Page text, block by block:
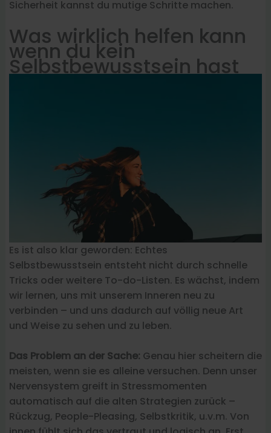
Sicherheit kannst du mutige Schritte machen.
Was wirklich helfen kann
wenn du kein
Selbstbewusstsein hast
Es ist also klar geworden: Echtes
Selbstbewusstsein entsteht nicht durch schnelle
Tricks oder weitere To-do-Listen. Es wächst, indem
wir lernen, uns mit unserem Inneren neu zu
verbinden – und uns dadurch auf völlig neue Art
und Weise zu sehen und zu leben.
Das Problem an der Sache: Genau hier scheitern die
meisten, wenn sie es alleine versuchen. Denn unser
Nervensystem greift in Stressmomenten
automatisch auf die alten Strategien zurück –
Rückzug, People-Pleasing, Selbstkritik, u.v.m. Von